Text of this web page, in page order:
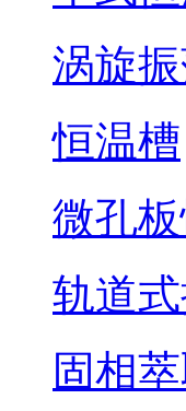
涡旋
恒温槽
微孔
轨道
固相